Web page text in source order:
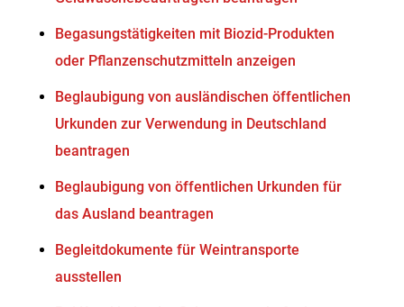
Begasungstätigkeiten mit Biozid-Produkten
oder Pflanzenschutzmitteln anzeigen
Beglaubigung von ausländischen öffentlichen
Urkunden zur Verwendung in Deutschland
beantragen
Beglaubigung von öffentlichen Urkunden für
das Ausland beantragen
Begleitdokumente für Weintransporte
ausstellen